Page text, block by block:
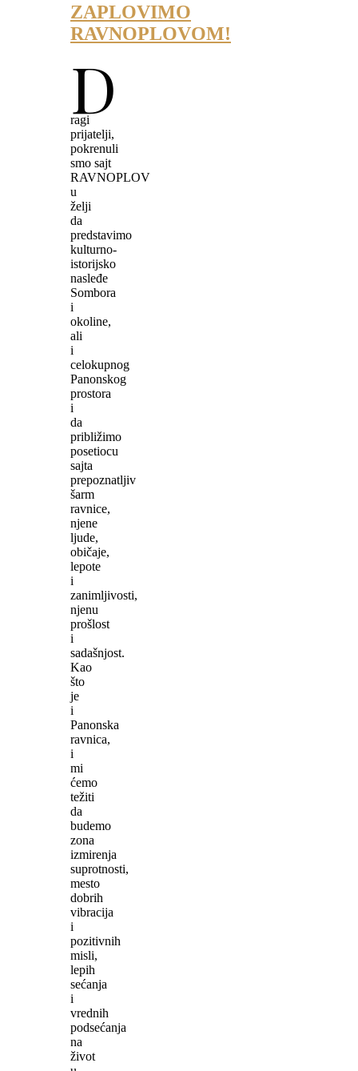
ZAPLOVIMO
RAVNOPLOVOM!
D
ragi
prijatelji,
pokrenuli
smo sajt
RAVNOPLOV
u
želji
da
predstavimo
kulturno-
istorijsko
nasleđe
Sombora
i
okoline,
ali
i
celokupnog
Panonskog
prostora
i
da
približimo
posetiocu
sajta
prepoznatljiv
šarm
ravnice,
njene
ljude,
običaje,
lepote
i
zanimljivosti,
njenu
prošlost
i
sadašnjost.
Kao
što
je
i
Panonska
ravnica,
i
mi
ćemo
težiti
da
budemo
zona
izmirenja
suprotnosti,
mesto
dobrih
vibracija
i
pozitivnih
misli,
lepih
sećanja
i
vrednih
podsećanja
na
život